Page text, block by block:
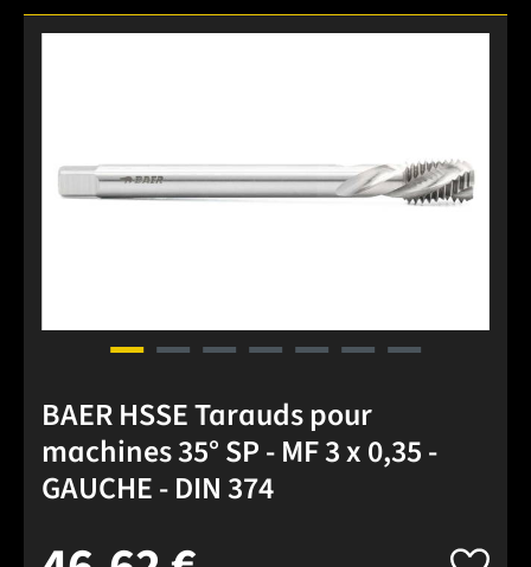
BAER HSSE Tarauds pour
machines 35° SP - MF 3 x 0,35 -
GAUCHE - DIN 374